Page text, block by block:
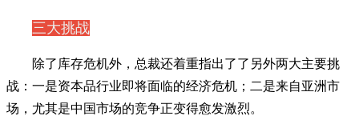
三大挑战
除了库存危机外，总裁还着重指出了了另外两大主要挑
战：一是资本品行业即将面临的经济危机；二是来自亚洲市
场，尤其是中国市场的竞争正变得愈发激烈。